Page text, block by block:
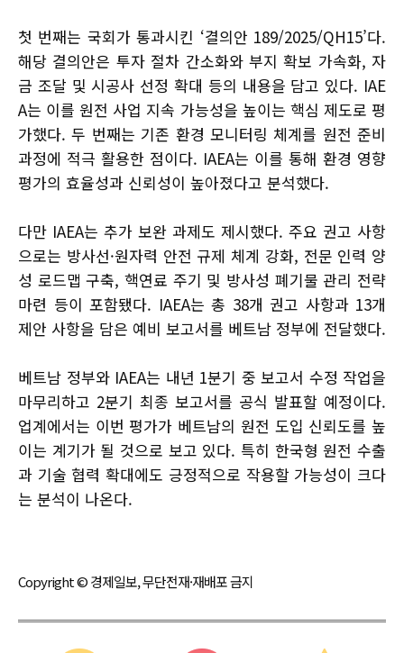
첫 번째는 국회가 통과시킨 ‘결의안 189/2025/QH15’다.
해당 결의안은 투자 절차 간소화와 부지 확보 가속화, 자
금 조달 및 시공사 선정 확대 등의 내용을 담고 있다. IAE
A는 이를 원전 사업 지속 가능성을 높이는 핵심 제도로 평
가했다. 두 번째는 기존 환경 모니터링 체계를 원전 준비
과정에 적극 활용한 점이다. IAEA는 이를 통해 환경 영향
평가의 효율성과 신뢰성이 높아졌다고 분석했다.
다만 IAEA는 추가 보완 과제도 제시했다. 주요 권고 사항
으로는 방사선·원자력 안전 규제 체계 강화, 전문 인력 양
성 로드맵 구축, 핵연료 주기 및 방사성 폐기물 관리 전략
마련 등이 포함됐다. IAEA는 총 38개 권고 사항과 13개
제안 사항을 담은 예비 보고서를 베트남 정부에 전달했다.
베트남 정부와 IAEA는 내년 1분기 중 보고서 수정 작업을
마무리하고 2분기 최종 보고서를 공식 발표할 예정이다.
업계에서는 이번 평가가 베트남의 원전 도입 신뢰도를 높
이는 계기가 될 것으로 보고 있다. 특히 한국형 원전 수출
과 기술 협력 확대에도 긍정적으로 작용할 가능성이 크다
는 분석이 나온다.
Copyright © 경제일보, 무단전재·재배포 금지